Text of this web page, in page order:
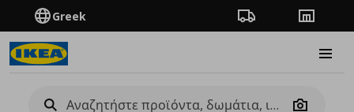
Greek Πορεία παραγγελίας